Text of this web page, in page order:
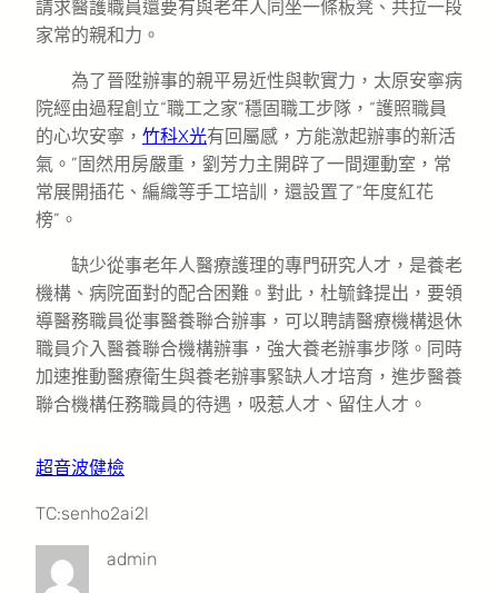
請求醫護職員還要有與老年人同坐一條板凳、共拉一段
家常的親和力。
為了晉陞辦事的親平易近性與軟實力，太原安寧病
院經由過程創立“職工之家”穩固職工步隊，“護照職員
的心坎安寧， 竹科X光有回屬感，方能激起辦事的新活
氣。”固然用房嚴重，劉芳力主開辟了一間運動室，常
常展開插花、編織等手工培訓，還設置了“年度紅花
榜”。
缺少從事老年人醫療護理的專門研究人才，是養老
機構、病院面對的配合困難。對此，杜毓鋒提出，要領
導醫務職員從事醫養聯合辦事，可以聘請醫療機構退休
職員介入醫養聯合機構辦事，強大養老辦事步隊。同時
加速推動醫療衛生與養老辦事緊缺人才培育，進步醫養
聯合機構任務職員的待遇，吸惹人才、留住人才。
超音波健檢
TC:senho2ai2l
admin